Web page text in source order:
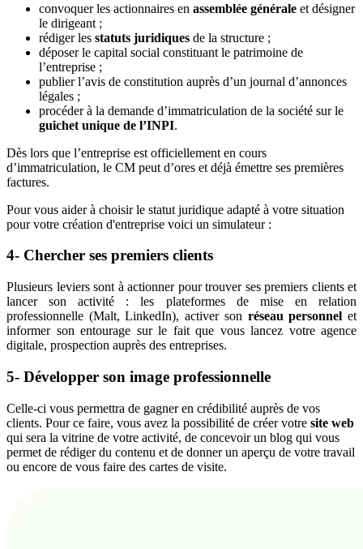
convoquer les actionnaires en assemblée générale et désigner
le dirigeant ;
rédiger les statuts juridiques de la structure ;
déposer le capital social constituant le patrimoine de
l’entreprise ;
publier l’avis de constitution auprès d’un journal d’annonces
légales ;
procéder à la demande d’immatriculation de la société sur le
guichet unique de l’INPI.
Dès lors que l’entreprise est officiellement en cours
d’immatriculation, le CM peut d’ores et déjà émettre ses premières
factures.
Pour vous aider à choisir le statut juridique adapté à votre situation
pour votre création d'entreprise voici un simulateur :
4- Chercher ses premiers clients
Plusieurs leviers sont à actionner pour trouver ses premiers clients et
lancer son activité : les plateformes de mise en relation
professionnelle (Malt, LinkedIn), activer son réseau personnel et
informer son entourage sur le fait que vous lancez votre agence
digitale, prospection auprès des entreprises.
5- Développer son image professionnelle
Celle-ci vous permettra de gagner en crédibilité auprès de vos
clients. Pour ce faire, vous avez la possibilité de créer votre site web
qui sera la vitrine de votre activité, de concevoir un blog qui vous
permet de rédiger du contenu et de donner un aperçu de votre travail
ou encore de vous faire des cartes de visite.